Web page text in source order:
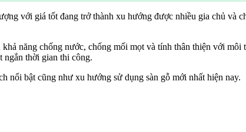
với giá tốt đang trở thành xu hướng được nhiều gia chủ và
năng chống nước, chống mối mọt và tính thân thiện với
ngắn thời gian thi công.
nổi bật cũng như xu hướng sử dụng sàn gỗ mới nhất hiện nay.